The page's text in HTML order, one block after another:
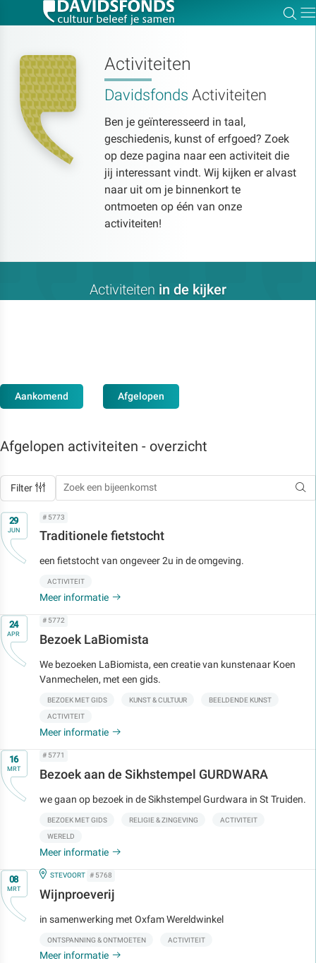
Activiteiten
Davidsfonds Activiteiten
Ben je geïnteresseerd in taal,
geschiedenis, kunst of erfgoed? Zoek
op deze pagina naar een activiteit die
jij interessant vindt. Wij kijken er alvast
naar uit om je binnenkort te
ontmoeten op één van onze
activiteiten!
Activiteiten in de kijker
Aankomend Afgelopen
Afgelopen activiteiten - overzicht
Filter
Op29
JUN
# 5773
Traditionele fietstocht
een fietstocht van ongeveer 2u in de omgeving.
ACTIVITEIT
Meer informatie
Op24
APR
# 5772
Bezoek LaBiomista
We bezoeken LaBiomista, een creatie van kunstenaar Koen
Vanmechelen, met een gids.
BEZOEK MET GIDS KUNST & CULTUUR BEELDENDE KUNST
ACTIVITEIT
Meer informatie
Op16
MRT
# 5771
Bezoek aan de Sikhstempel GURDWARA
we gaan op bezoek in de Sikhstempel Gurdwara in St Truiden.
BEZOEK MET GIDS RELIGIE & ZINGEVING ACTIVITEIT
WERELD
Meer informatie
Op08
MRT
IN
STEVOORT # 5768
Wijnproeverij
in samenwerking met Oxfam Wereldwinkel
ONTSPANNING & ONTMOETEN ACTIVITEIT
Meer informatie
Zoek:
Zoeken